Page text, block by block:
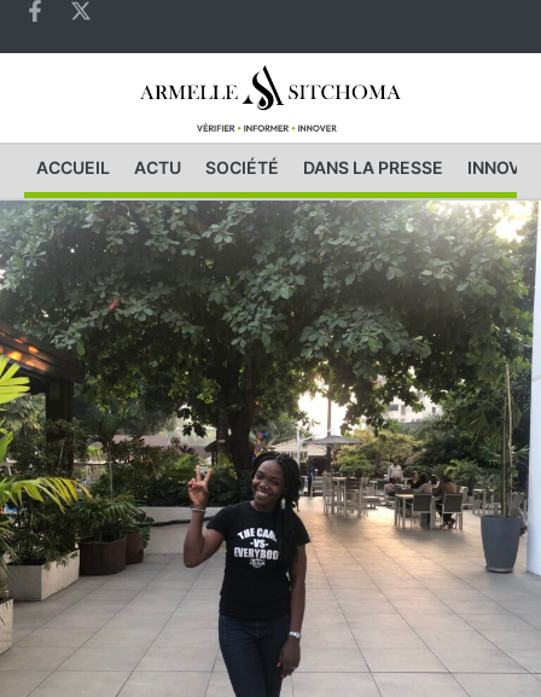
ACCUEIL ACTU SOCIÉTÉ DANS LA PRESSE